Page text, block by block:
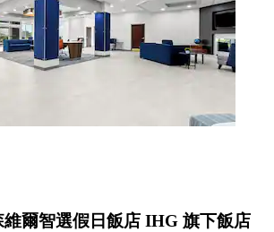
爾智選假日飯店 IHG 旗下飯店